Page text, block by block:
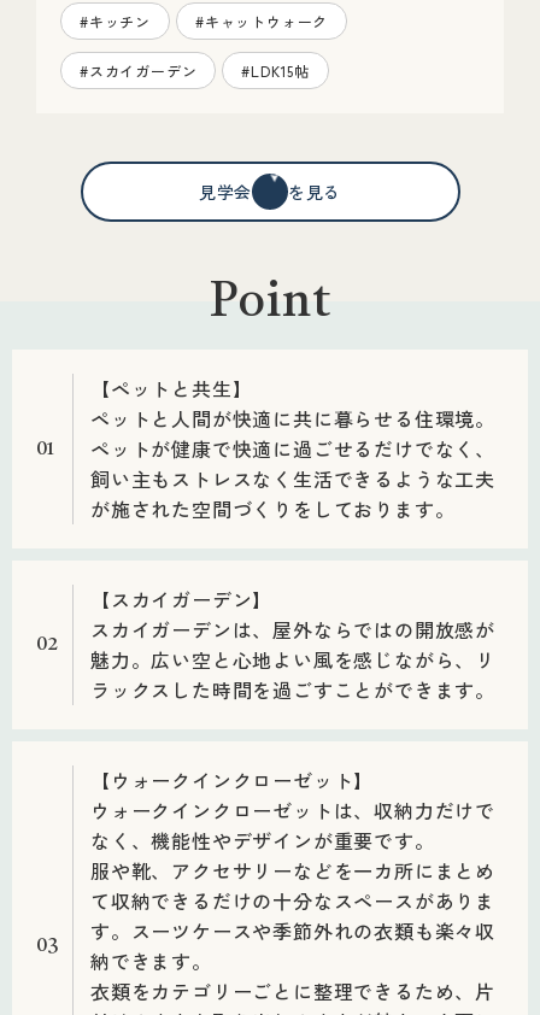
#キッチン #キャットウォーク
#スカイガーデン #LDK15帖
見学会情報を見る
Point
01
【ペットと共生】
ペットと人間が快適に共に暮らせる住環境。
ペットが健康で快適に過ごせるだけでなく、
飼い主もストレスなく生活できるような工夫
が施された空間づくりをしております。
02
【スカイガーデン】
スカイガーデンは、屋外ならではの開放感が
魅力。広い空と心地よい風を感じながら、リ
ラックスした時間を過ごすことができます。
03
【ウォークインクローゼット】
ウォークインクローゼットは、収納力だけで
なく、機能性やデザインが重要です。
服や靴、アクセサリーなどを一カ所にまとめ
て収納できるだけの十分なスペースがありま
す。スーツケースや季節外れの衣類も楽々収
納できます。
衣類をカテゴリーごとに整理できるため、片